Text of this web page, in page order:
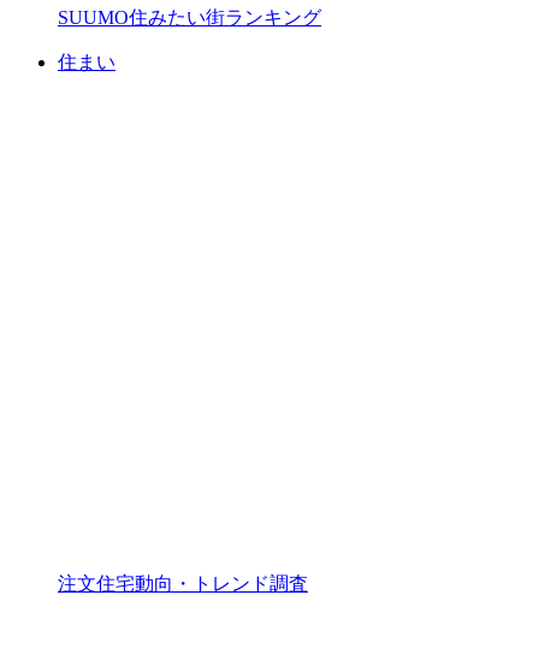
SUUMO住みたい街ランキング
住まい
注文住宅動向・トレンド調査